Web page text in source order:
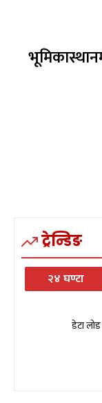
ट्रेन्डिङ
२४ घण्टा
डेटा लोड